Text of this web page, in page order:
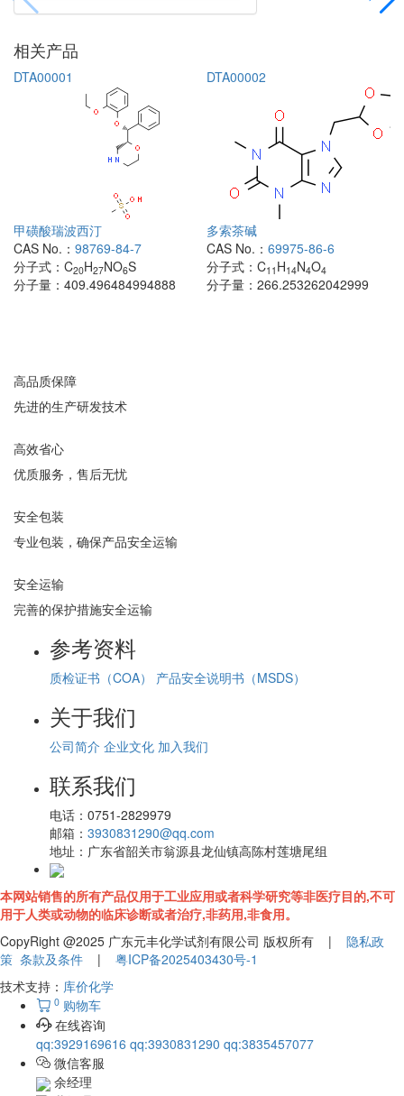
相关产品
DTA00001
甲磺酸瑞波西汀
CAS No.： 98769-84-7
分子式： C20H27NO6S
分子量： 409.496484994888
DTA00002
多索茶碱
CAS No.： 69975-86-6
分子式： C11 H14N4O4
分子量： 266.253262042999
高品质保障
先进的生产研发技术
高效省心
优质服务，售后无忧
安全包装
专业包装，确保产品安全运输
安全运输
完善的保护措施安全运输
参考资料
质检证书（COA） 产品安全说明书（MSDS）
关于我们
公司简介 企业文化 加入我们
联系我们
电话： 0751-2829979
邮箱： 3930831290@qq.com
地址： 广东省韶关市翁源县龙仙镇高陈村莲塘尾组
本网站销售的所有产品仅用于工业应用或者科学研究等非医疗目的,不可
用于人类或动物的临床诊断或者治疗,非药用,非食用。
CopyRight @2025 广东元丰化学试剂有限公司 版权所有 | 隐私政
策 条款及条件 | 粤ICP备2025403430号-1
技术支持： 库价化学
0 购物车
在线咨询
qq:3929169616 qq:3930831290 qq:3835457077
微信客服
余经理